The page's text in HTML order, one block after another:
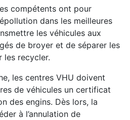
compétents ont pour
dans les meilleures
les véhicules aux
de broyer et de séparer les
les recycler.
les centres VHU doivent
de véhicules un certificat
des engins. Dès lors, la
à l’annulation de